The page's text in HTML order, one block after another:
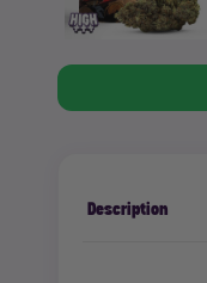
Description